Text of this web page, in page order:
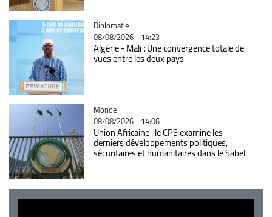
Catégorie
Diplomatie
08/08/2026 - 14:23
Algérie - Mali : Une convergence totale de
vues entre les deux pays
Catégorie
Monde
08/08/2026 - 14:06
Union Africaine : le CPS examine les
derniers développements politiques,
sécuritaires et humanitaires dans le Sahel